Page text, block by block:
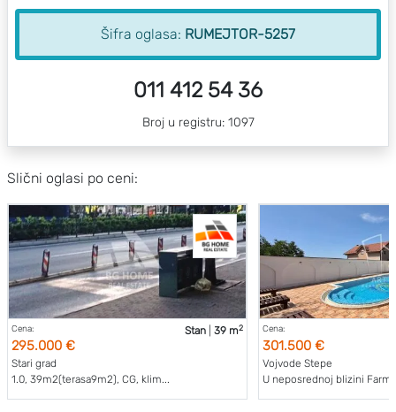
Šifra oglasa: RUMEJTOR-5257
011 412 54 36
Broj u registru: 1097
Slični oglasi po ceni:
Cena:
295.000 €
Stan 39 m2
Stari grad
1.0, 39m2(terasa9m2), CG, klim...
Cena:
301.500 €
Vojvode Stepe
U neposrednoj blizini